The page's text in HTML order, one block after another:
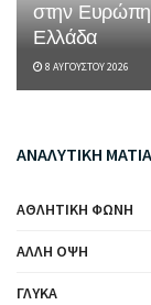
στην Ευρώπη
Ελλάδα
8 ΑΥΓΟΎΣΤΟΥ 2026
ΑΝΑΛΥΤΙΚΗ ΜΑΤΙΑ
ΑΘΛΗΤΙΚΉ ΦΩΝΉ
ΆΛΛΗ ΌΨΗ
ΓΛΥΚΆ